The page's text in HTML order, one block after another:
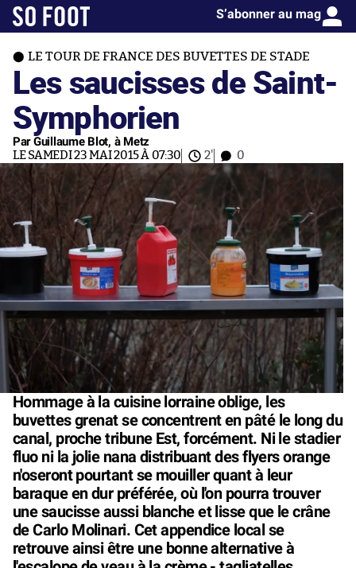
S’abonner au mag
LE TOUR DE FRANCE DES BUVETTES DE STADE
Les saucisses de Saint-
Symphorien
Par Guillaume Blot, à Metz
LE SAMEDI 23 MAI 2015 À 07:30 2' 0
Hommage à la cuisine lorraine oblige, les
buvettes grenat se concentrent en pâté le long du
canal, proche tribune Est, forcément. Ni le stadier
fluo ni la jolie nana distribuant des flyers orange
n'oseront pourtant se mouiller quant à leur
baraque en dur préférée, où l'on pourra trouver
une saucisse aussi blanche et lisse que le crâne
de Carlo Molinari. Cet appendice local se
retrouve ainsi être une bonne alternative à